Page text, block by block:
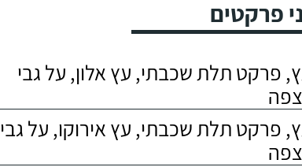
פרקטים
פרקט תלת שכבתי, עץ אלון, על גבי
פרקט תלת שכבתי, עץ אירוקו, על גבי